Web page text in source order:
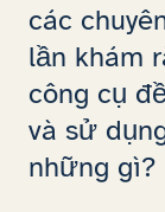
các
lần khám
công cụ
và sử
những gì?